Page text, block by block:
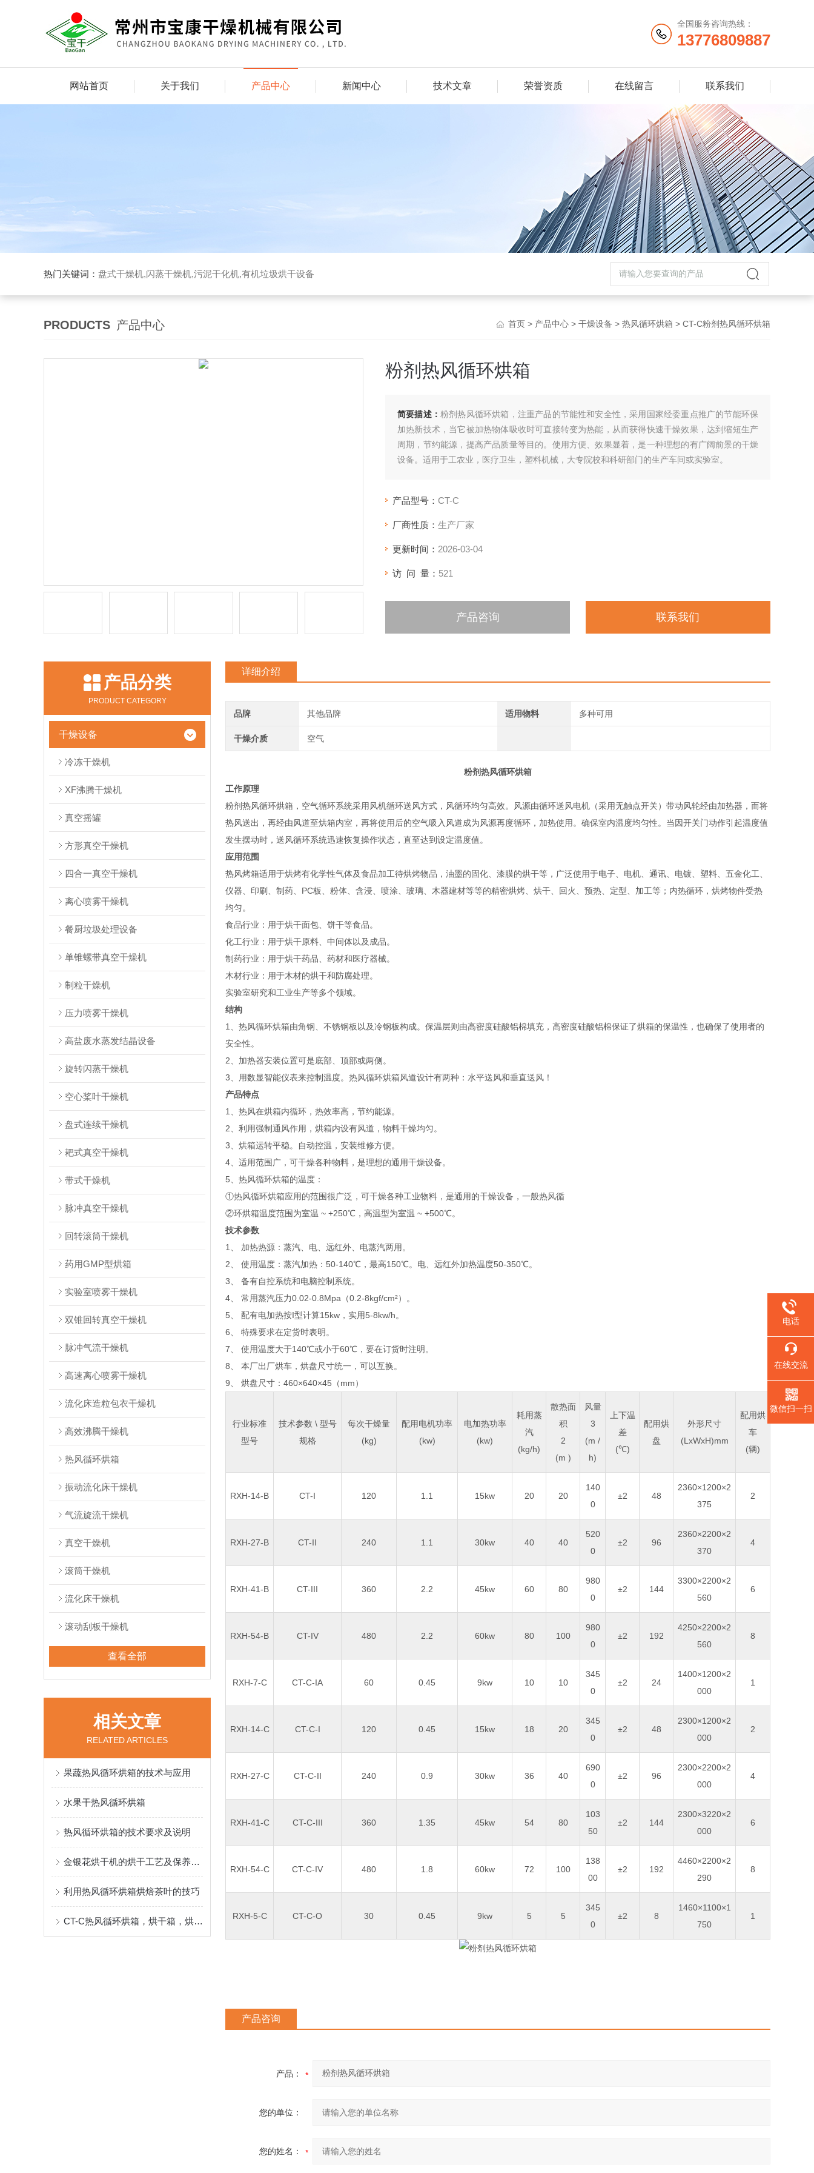
全国服务咨询热线：
13776809887
网站首页 关于我们 产品中心 新闻中心 技术文章 荣誉资质 在线留言 联系我们
热门关键词： 盘式干燥机,闪蒸干燥机,污泥干化机,有机垃圾烘干设备
PRODUCTS 产品中心 首页 > 产品中心 > 干燥设备 > 热风循环烘箱 > CT-C粉剂热风循环烘箱
粉剂热风循环烘箱
简要描述： 粉剂热风循环烘箱，注重产品的节能性和安全性，采用国家经委重点推广的节能环保
加热新技术，当它被加热物体吸收时可直接转变为热能，从而获得快速干燥效果，达到缩短生产
周期，节约能源，提高产品质量等目的。使用方便、效果显着，是一种理想的有广阔前景的干燥
设备。适用于工农业，医疗卫生，塑料机械，大专院校和科研部门的生产车间或实验室。
产品型号： CT-C
厂商性质： 生产厂家
更新时间： 2026-03-04
访 问 量： 521
产品咨询 联系我们
产品分类
PRODUCT CATEGORY
干燥设备
冷冻干燥机
XF沸腾干燥机
真空摇罐
方形真空干燥机
四合一真空干燥机
离心喷雾干燥机
餐厨垃圾处理设备
单锥螺带真空干燥机
制粒干燥机
压力喷雾干燥机
高盐废水蒸发结晶设备
旋转闪蒸干燥机
空心桨叶干燥机
盘式连续干燥机
耙式真空干燥机
带式干燥机
脉冲真空干燥机
回转滚筒干燥机
药用GMP型烘箱
实验室喷雾干燥机
双锥回转真空干燥机
脉冲气流干燥机
高速离心喷雾干燥机
流化床造粒包衣干燥机
高效沸腾干燥机
热风循环烘箱
振动流化床干燥机
气流旋流干燥机
真空干燥机
滚筒干燥机
流化床干燥机
滚动刮板干燥机
查看全部
相关文章
RELATED ARTICLES
果蔬热风循环烘箱的技术与应用
水果干热风循环烘箱
热风循环烘箱的技术要求及说明
金银花烘干机的烘干工艺及保养方法
利用热风循环烘箱烘焙茶叶的技巧
CT-C热风循环烘箱，烘干箱，烘烤箱
详细介绍
品牌 其他品牌 适用物料 多种可用
干燥介质 空气
粉剂热风循环烘箱
工作原理
粉剂热风循环烘箱，空气循环系统采用风机循环送风方式，风循环均匀高效。风源由循环送风电机（采用无触点开关）带动风轮经由加热器，而将
热风送出，再经由风道至烘箱内室，再将使用后的空气吸入风道成为风源再度循环，加热使用。确保室内温度均匀性。当因开关门动作引起温度值
发生摆动时，送风循环系统迅速恢复操作状态，直至达到设定温度值。
应用范围
热风烤箱适用于烘烤有化学性气体及食品加工待烘烤物品，油墨的固化、漆膜的烘干等，广泛使用于电子、电机、通讯、电镀、塑料、五金化工、
仪器、印刷、制药、PC板、粉体、含浸、喷涂、玻璃、木器建材等等的精密烘烤、烘干、回火、预热、定型、加工等；内热循环，烘烤物件受热
均匀。
‌食品行业‌：用于烘干面包、饼干等食品。
‌化工行业‌：用于烘干原料、中间体以及成品。
‌制药行业‌：用于烘干药品、药材和医疗器械。
‌木材行业‌：用于木材的烘干和防腐处理。
‌实验室研究‌和工业生产等多个领域‌。
结构
1、 热风循环烘箱由角钢、不锈钢板以及冷钢板构成。保温层则由高密度硅酸铝棉填充，高密度硅酸铝棉保证了烘箱的保温性，也确保了使用者的
安全性。
2、 加热器安装位置可是底部、顶部或两侧。
3、
用数显智能仪表来控制温度。热风循环烘箱风道设计有两种：水平送风和垂直送风！
产品特点
1、热风在烘箱内循环，热效率高，节约能源。
2、利用强制通风作用，烘箱内设有风道，物料干燥均匀。
3、烘箱运转平稳。自动控温，安装维修方便。
4、适用范围广，可干燥各种物料，是理想的通用干燥设备。
5、热风循环烘箱的温度：
①热风循环烘箱应用的范围很广泛，可干燥各种工业物料，是通用的干燥设备，一般热风循
②环烘箱温度范围为室温 ~ +250℃，高温型为室温 ~ +500℃。
技术参数
1、 加热热源：蒸汽、电、远红外、电蒸汽两用。
2、 使用温度：蒸汽加热：50-140℃，最高150℃。电、远红外加热温度50-350℃。
3、 备有自控系统和电脑控制系统。
4、 常用蒸汽压力0.02-0.8Mpa（0.2-8kgf/cm²）。
5、 配有电加热按I型计算15kw，实用5-8kw/h。
6、 特殊要求在定货时表明。
7、 使用温度大于140℃或小于60℃，要在订货时注明。
8、 本厂出厂烘车，烘盘尺寸统一，可以互换。
9、 烘盘尺寸：460×640×45（mm）
行业标准
型号
技术参数 \ 型号
规格
每次干燥量
(kg)
配用电机功率
(kw)
电加热功率
(kw)
耗用蒸
汽
(kg/h)
散热面
积
2
(m )
风量
3
(m /
h)
上下温
差
(℃)
配用烘
盘
外形尺寸
(LxWxH)mm
配用烘
车
(辆)
RXH-14-B CT-I 120 1.1 15kw 20 20
140
0
±2 48
2360×1200×2
375
2
RXH-27-B CT-II 240 1.1 30kw 40 40
520
0
±2 96
2360×2200×2
370
4
RXH-41-B CT-III 360 2.2 45kw 60 80
980
0
±2 144
3300×2200×2
560
6
RXH-54-B CT-IV 480 2.2 60kw 80 100
980
0
±2 192
4250×2200×2
560
8
RXH-7-C CT-C-IA 60 0.45 9kw 10 10
345
0
±2 24
1400×1200×2
000
1
RXH-14-C CT-C-I 120 0.45 15kw 18 20
345
0
±2 48
2300×1200×2
000
2
RXH-27-C CT-C-II 240 0.9 30kw 36 40
690
0
±2 96
2300×2200×2
000
4
RXH-41-C CT-C-III 360 1.35 45kw 54 80
103
50
±2 144
2300×3220×2
000
6
RXH-54-C CT-C-IV 480 1.8 60kw 72 100
138
00
±2 192
4460×2200×2
290
8
RXH-5-C CT-C-O 30 0.45 9kw 5 5
345
0
±2 8
1460×1100×1
750
1
产品咨询
产品：
您的单位：
您的姓名：
电话
在线交流
微信扫一扫